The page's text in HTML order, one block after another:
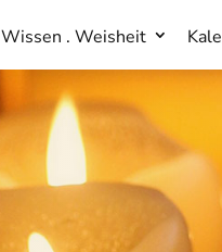
Wissen . Weisheit
Wissen . Weisheit